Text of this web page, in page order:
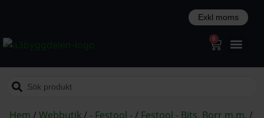
0
Hem /Webbutik/ - Festool -/ Festool - Bits, Borr m.m. /